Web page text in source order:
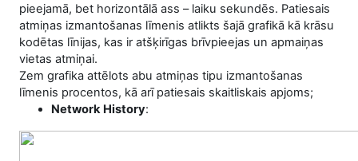
pieejamā, bet horizontālā ass – laiku sekundēs. Patiesais
atmiņas izmantošanas līmenis atlikts šajā grafikā kā krāsu
kodētas līnijas, kas ir atšķirīgas brīvpieejas un apmaiņas
vietas atmiņai.
Zem grafika attēlots abu atmiņas tipu izmantošanas
līmenis procentos, kā arī patiesais skaitliskais apjoms;
Network History: